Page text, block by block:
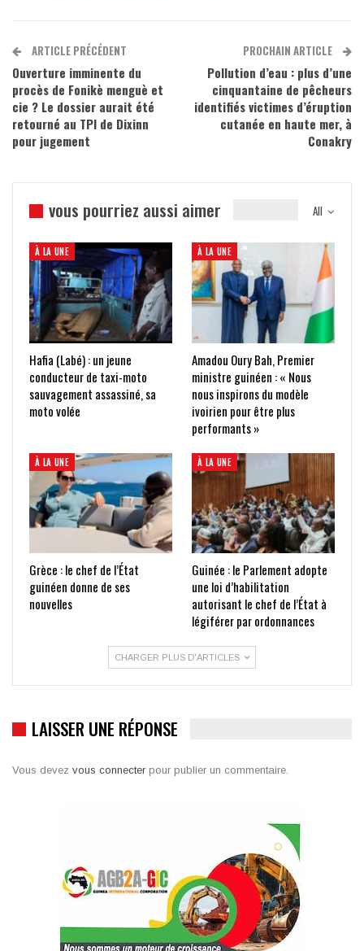
ARTICLE PRÉCÉDENT
Ouverture imminente du
procès de Fonikè menguè et
cie ? Le dossier aurait été
retourné au TPI de Dixinn
pour jugement
PROCHAIN ARTICLE
Pollution d’eau : plus d’une
cinquantaine de pêcheurs
identifiés victimes d’éruption
cutanée en haute mer, à
Conakry
All
vous pourriez aussi aimer
À LA UNE
Hafia (Labé) : un jeune
conducteur de taxi-moto
sauvagement assassiné, sa
moto volée
À LA UNE
Amadou Oury Bah, Premier
ministre guinéen : « Nous
nous inspirons du modèle
ivoirien pour être plus
performants »
À LA UNE
Grèce : le chef de l’État
guinéen donne de ses
nouvelles
À LA UNE
Guinée : le Parlement adopte
une loi d’habilitation
autorisant le chef de l’État à
légiférer par ordonnances
CHARGER PLUS D'ARTICLES
LAISSER UNE RÉPONSE
Vous devez vous connecter pour publier un commentaire.